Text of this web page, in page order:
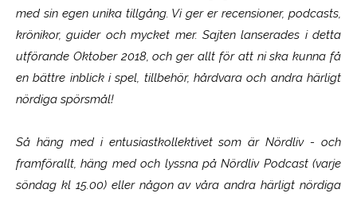
med sin egen unika tillgång. Vi ger er recensioner, podcasts,
krönikor, guider och mycket mer. Sajten lanserades i detta
utförande Oktober 2018, och ger allt för att ni ska kunna få
en bättre inblick i spel, tillbehör, hårdvara och andra härligt
nördiga spörsmål!
Så häng med i entusiastkollektivet som ärNördliv- och
framförallt, häng med och lyssna på Nördliv Podcast (varje
söndag kl 15.00) eller någon av våra andra härligt nördiga